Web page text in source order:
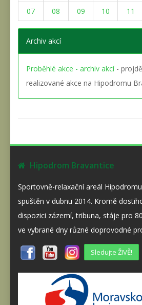
07 08 09 10 11
Archiv akcí
Proběhlé akce - archiv akcí-
realizované akce na Hipodromu
Hipodrom Bravantice
Sportovně-relaxační areál
spuštěn v dubnu 2014. Kromě
dispozici zázemí, tribuna, stáje pro
ve vybrané dny různé doprovodné
Sledujte ŽIVĚ!